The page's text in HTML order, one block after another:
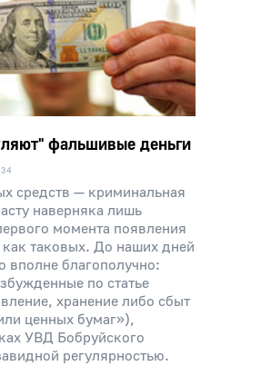
фальшивые деньги
средств — криминальная
наверняка лишь
момента появления
таковых. До наших дней
вполне благополучно:
по статье
хранение либо сбыт
ценных бумаг»),
УВД Бобруйского
регулярностью.